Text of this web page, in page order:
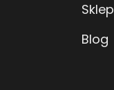
Sklep
Blog